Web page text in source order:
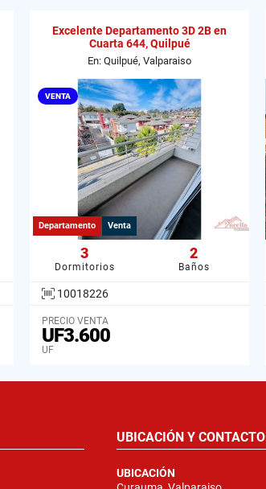
Excelente Departamento 3D 2B en
Cuarta 644, Quilpué
En: Quilpué, Valparaiso
VENTA
Departamento Venta
3
Dormitorios
2
Baños
10018226
PRECIO VENTA
UF3.600
UF
UBICACIÓN Y CONTACTO
UBICACIÓN